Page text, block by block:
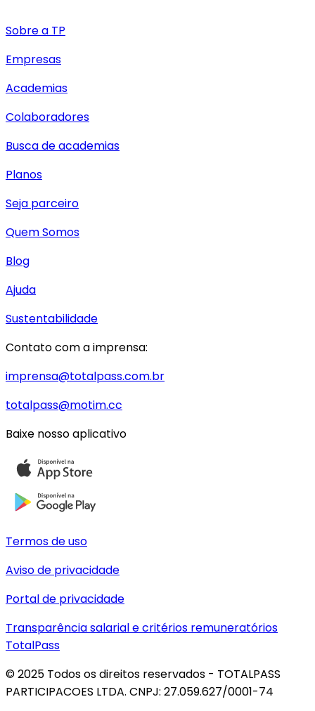
Sobre a TP
Empresas
Academias
Colaboradores
Busca de academias
Planos
Seja parceiro
Quem Somos
Blog
Ajuda
Sustentabilidade
Contato com a imprensa:
imprensa@totalpass.com.br
totalpass@motim.cc
Baixe nosso aplicativo
Termos de uso
Aviso de privacidade
Portal de privacidade
Transparência salarial e critérios remuneratórios
TotalPass
© 2025 Todos os direitos reservados - TOTALPASS
PARTICIPACOES LTDA. CNPJ: 27.059.627/0001-74